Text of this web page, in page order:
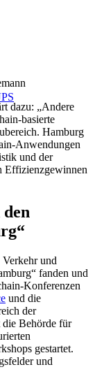
dazu: „Andere
basierte
Hamburg
Anwendungen
und der
Effizienzgewinnen
und
fanden und
Konferenzen
und die
der
die Behörde für
gestartet.
und